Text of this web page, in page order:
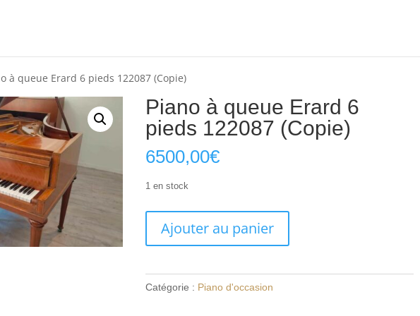
à queue Erard 6 pieds 122087 (Copie)
Piano à queue Erard 6
pieds 122087 (Copie)
6500,00€
1 en stock
Piano
queue
Ajouter au panier
Catégorie : Piano d'occasion